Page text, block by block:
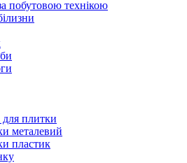
побутовою технікою
для плитки
металевий
пластик